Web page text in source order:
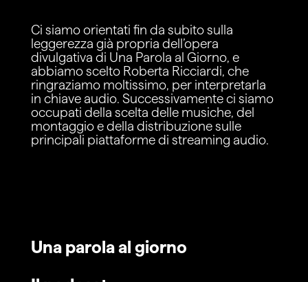
Ci siamo orientati fin da subito sulla
leggerezza già propria dell’opera
divulgativa di Una Parola al Giorno, e
abbiamo scelto Roberta Ricciardi, che
ringraziamo moltissimo, per interpretarla
in chiave audio. Successivamente ci siamo
occupati della scelta delle musiche, del
montaggio e della distribuzione sulle
principali piattaforme di streaming audio.
Una parola al giorno